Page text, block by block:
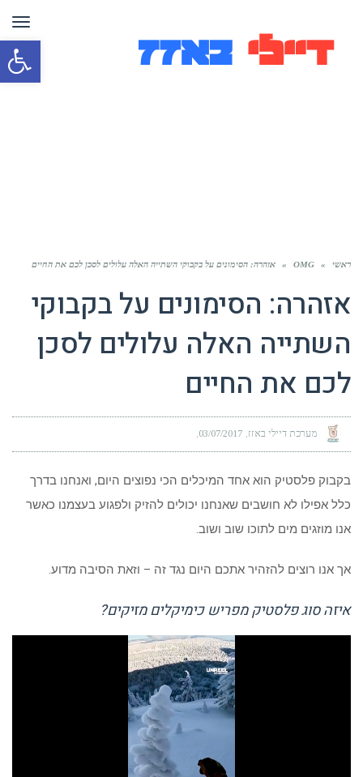
ראשי »
OMG
» אזהרה: הסימונים על בקבוקי השתייה האלה עלולים לסכן לכם את החיים
אזהרה: הסימונים על בקבוקי
השתייה האלה עלולים לסכן
לכם את החיים
מערכת דיילי באזז 03/07/2017
בקבוק פלסטיק הוא אחד המיכלים הכי נפוצים היום, ואנחנו בדרך
כלל אפילו לא חושבים שאנחנו יכולים להזיק ולפגוע בעצמנו כאשר
אנו מוזגים מים לתוכו שוב ושוב.
אך אנו רוצים להזהיר אתכם היום נגד זה – וזאת הסיבה מדוע.
איזה סוג פלסטיק מפריש כימיקלים מזיקים?